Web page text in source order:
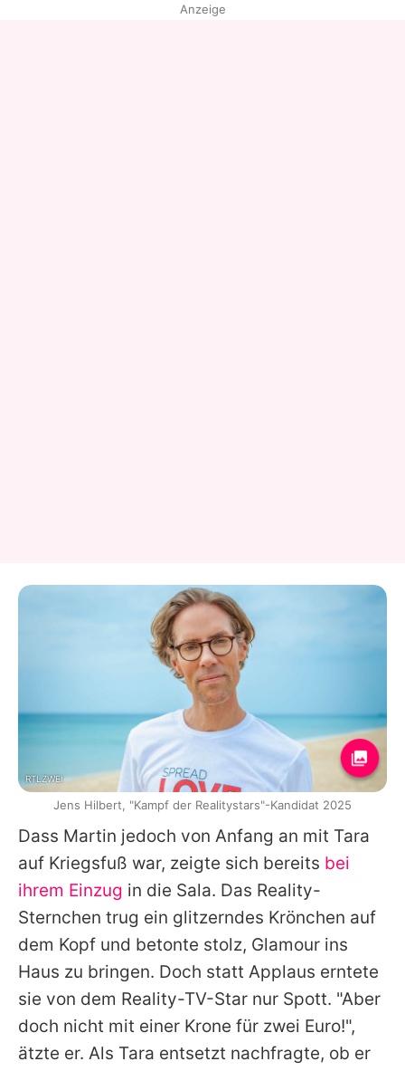
Dass Martin jedoch von Anfang an mit Tara
auf Kriegsfuß war, zeigte sich bereits bei
ihrem Einzug in die Sala. Das Reality-
Sternchen trug ein glitzerndes Krönchen auf
dem Kopf und betonte stolz, Glamour ins
Haus zu bringen. Doch statt Applaus erntete
sie von dem Reality-TV-Star nur Spott. "Aber
doch nicht mit einer Krone für zwei Euro!",
ätzte er. Als Tara entsetzt nachfragte, ob er
Anzeige
RTLZWEI
Jens Hilbert, "Kampf der Realitystars"-Kandidat 2025